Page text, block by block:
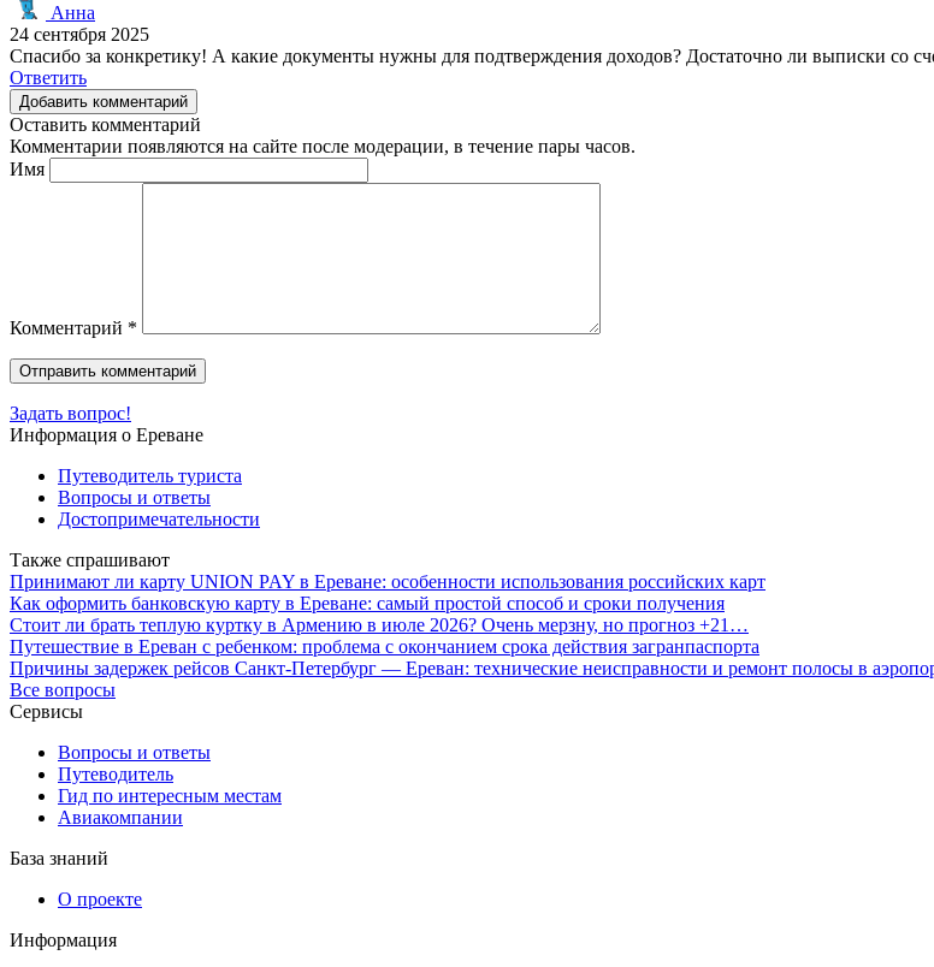
Анна
24 сентября 2025
Спасибо за конкретику! А какие документы нужны для подтверждения доходов? Достаточно ли выписки со
Ответить
Добавить комментарий
Оставить комментарий
Комментарии появляются на сайте после модерации, в течение пары часов.
Имя
Комментарий *
Задать вопрос!
Информация о Ереване
Путеводитель туриста
Вопросы и ответы
Достопримечательности
Также спрашивают
Принимают ли карту UNION PAY в Ереване: особенности использования российских карт
Как оформить банковскую карту в Ереване: самый простой способ и сроки получения
Стоит ли брать теплую куртку в Армению в июле 2026? Очень мерзну, но прогноз +21…
Путешествие в Ереван с ребенком: проблема с окончанием срока действия загранпаспорта
Причины задержек рейсов Санкт-Петербург — Ереван: технические неисправности и ремонт полосы в
Все вопросы
Сервисы
Вопросы и ответы
Путеводитель
Гид по интересным местам
Авиакомпании
База знаний
О проекте
Информация